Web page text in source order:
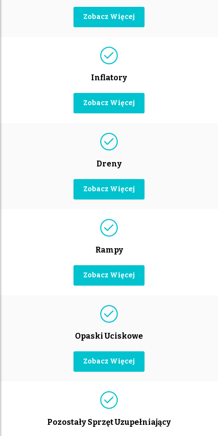
Zobacz Więcej
Inflatory
Zobacz Więcej
Dreny
Zobacz Więcej
Rampy
Zobacz Więcej
Opaski Uciskowe
Zobacz Więcej
Pozostały Sprzęt Uzupełniający